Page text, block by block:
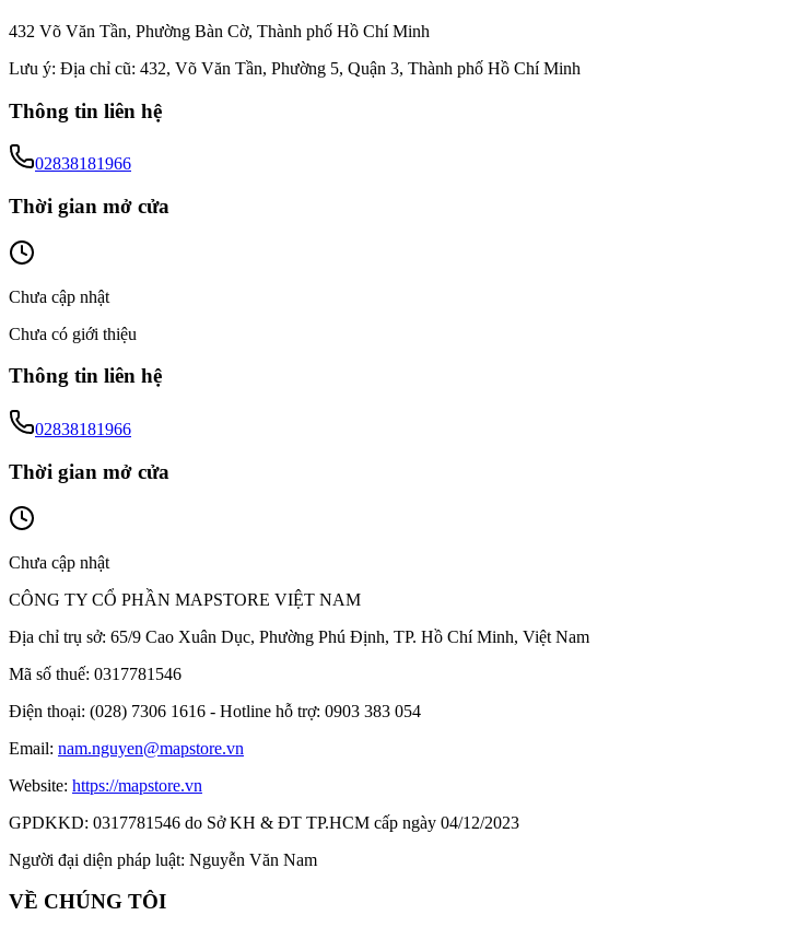
432 Võ Văn Tần, Phường Bàn Cờ, Thành phố Hồ Chí Minh
Lưu ý: Địa chỉ cũ: 432, Võ Văn Tần, Phường 5, Quận 3, Thành phố Hồ Chí Minh
Thông tin liên hệ
02838181966
Thời gian mở cửa
Chưa cập nhật
Chưa có giới thiệu
Thông tin liên hệ
02838181966
Thời gian mở cửa
Chưa cập nhật
CÔNG TY CỔ PHẦN MAPSTORE VIỆT NAM
Địa chỉ trụ sở: 65/9 Cao Xuân Dục, Phường Phú Định, TP. Hồ Chí Minh, Việt Nam
Mã số thuế: 0317781546
Điện thoại: (028) 7306 1616 - Hotline hỗ trợ: 0903 383 054
Email: nam.nguyen@mapstore.vn
Website: https://mapstore.vn
GPDKKD: 0317781546 do Sở KH & ĐT TP.HCM cấp ngày 04/12/2023
Người đại diện pháp luật: Nguyễn Văn Nam
VỀ CHÚNG TÔI